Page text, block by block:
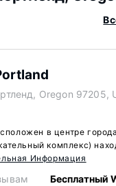
Oregon 97205,
в центре
комплекс)
Информация
Бесплатный